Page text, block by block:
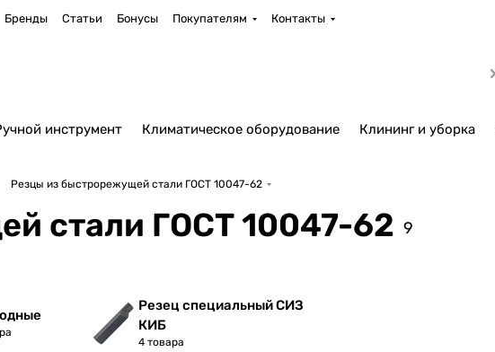
Бренды Статьи Бонусы Покупателям Контакты
инструмент Климатическое оборудование Клининг и уборка
Резцы из быстрорежущей стали ГОСТ 10047-62
стали ГОСТ 10047-62 9
Резец специальный СИЗ
КИБ
4 товара